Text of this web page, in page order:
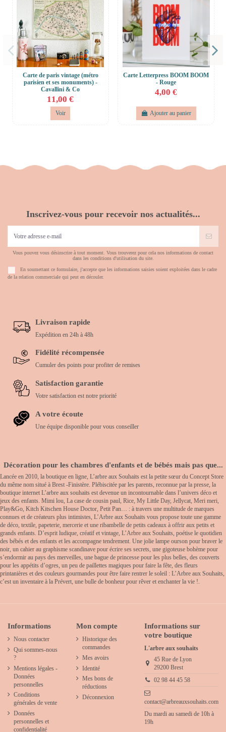
Carte de paris vintage (métro
parisien et ses monuments) -
Cavallini & Co
11,00 €
Voir
Carte Letterpress BOOM BOOM
- Rouge
4,00 €
Ajouter au panier
Inscrivez-vous pour recevoir nos actualités...
Vous pouvez vous désinscrire à tout moment. Vous trouverez pour cela nos informations de contact
dans les conditions d'utilisation du site.
En soumettant ce formulaire, j'accepte que les informations saisies soient exploitées dans le cadre
de la relation commerciale qui peut en découler.
Livraison rapide
Expédition en 24h à 48h
Fidélité récompensée
Cumuler des points pour profiter de remises
Satisfaction garantie
Votre satisfaction est notre priorité
A votre écoute
Une équipe disponible pour vous conseiller
Décoration pour les chambres d'enfants et de bébés mais pas que...
Lancée en 2010, la boutique en ligne, L’arbre aux Souhaits est la petite sœur du Concept Store
du même nom situé à Brest -Finistère. Plébiscitée par les parents, reconnue par la presse, la
boutique internet L’arbre aux souhaits est devenue un incontournable dans l’univers déco et
jeux des enfants. Mimi lou, La case de cousin paul, Rice, My Little Day, Jellycat, Meri meri,
Play&Go, Kitch Kitschen House Doctor, Petit Pan… : à travers une multitude de marques
connues et de créateurs plus intimistes, L’Arbre aux Souhaits vous propose toute une gamme
de déco, textile, papeterie, mercerie et une ribambelle de petits cadeaux à offrir aux petits et
grands enfants. D’esprit ludique, créatif et vintage, L’Arbre aux Souhaits, poétise le quotidien
des bébés et des enfants et les accompagne tendrement. Une jolie lampe ourson pour braver le
noir, un cahier au graphisme scandinave pour écrire ses secrets, une gigoteuse bohème pour
s’endormir au pays des merveilles, une bague de princesse pour les plus belles, des couverts
pour les appétits d’ogres, un peu de paillettes magiques pour faire la fête, des fleurs
printanières et des couleurs gourmandes pour être faire rentrer le soleil : L’Arbre aux Souhaits,
c’est un inventaire à la Prévert, une bulle de bonheur pour rêver et enchanter la vie !.
Informations
Nous contacter
Qui sommes-nous
?
Mentions légales -
Données
personnelles
Conditions
générales de vente
Données
personnelles et
confidentialité
Mon compte
Historique des
commandes
Mes avoirs
Identité
Mes bons de
réductions
Déconnexion
Informations sur
votre boutique
L'arbre aux souhaits
45 Rue de Lyon
29200 Brest
02 98 44 45 58
contact@arbreauxsouhaits.com
Du mardi au samedi de 10h à
19h